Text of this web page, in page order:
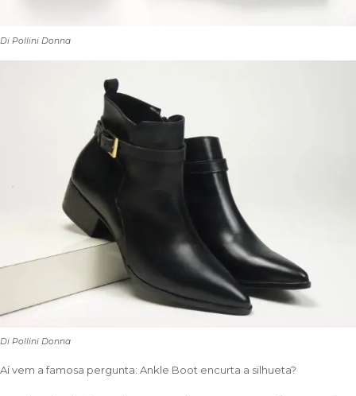
Di Pollini Donna
Di Pollini Donna
Aí vem a famosa pergunta: Ankle Boot encurta a silhueta?